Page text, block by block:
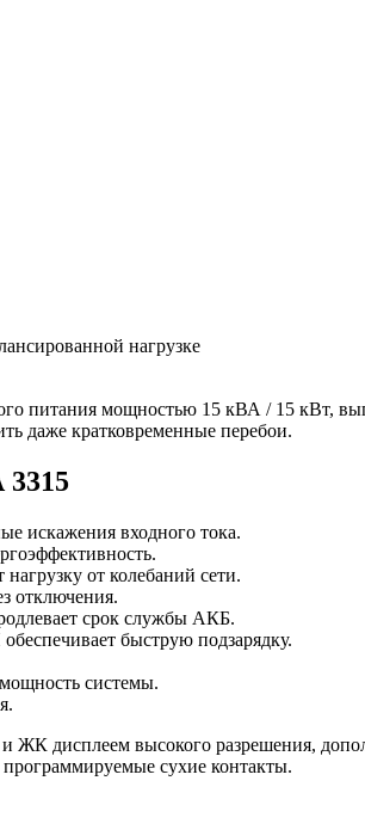
нагрузке
мощностью 15 кВА / 15 кВт,
даже кратковременные перебои.
искажения входного тока.
от колебаний сети.
отключения.
срок службы АКБ.
быструю подзарядку.
системы.
дисплеем высокого разрешения,
сухие контакты.